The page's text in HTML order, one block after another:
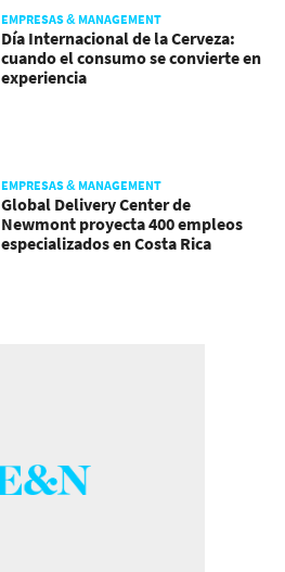
EMPRESAS & MANAGEMENT
Día Internacional de la Cerveza:
cuando el consumo se convierte en
experiencia
EMPRESAS & MANAGEMENT
Global Delivery Center de
Newmont proyecta 400 empleos
especializados en Costa Rica